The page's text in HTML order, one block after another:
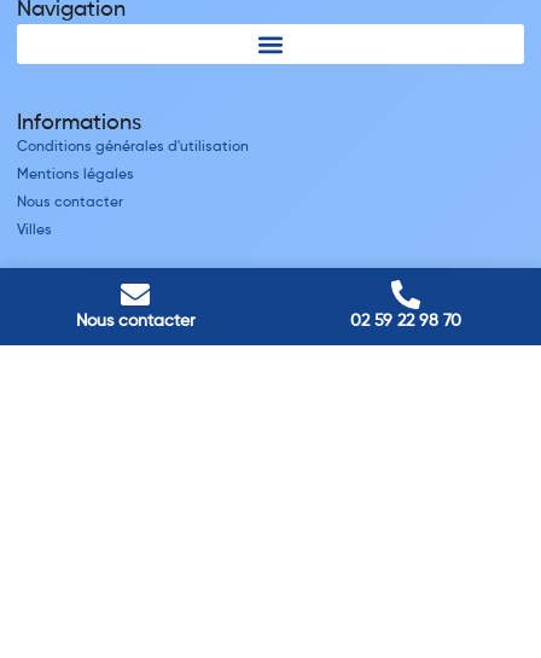
Nous contacter 02 59 22 98 70
Navigation
Informations
Conditions générales d'utilisation
Mentions légales
Nous contacter
Villes
Nos adresses
Louviers